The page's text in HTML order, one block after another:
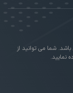
شما می توانید از
نمایید.